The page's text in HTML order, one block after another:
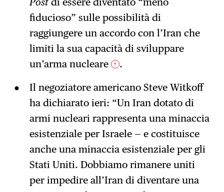
fiducioso” sulle possibilità di
raggiungere un accordo con l’Iran che
limiti la sua capacità di sviluppare
un’arma nucleare
7 .
Il negoziatore americano Steve Witkoff
ha dichiarato ieri: “Un Iran dotato di
armi nucleari rappresenta una minaccia
esistenziale per Israele — e costituisce
anche una minaccia esistenziale per gli
Stati Uniti. Dobbiamo rimanere uniti
per impedire all’Iran di diventare una